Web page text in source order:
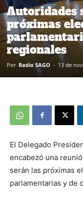
Autoridades
próximas
regionales
Por Radio SAGO - 13 de
El Delegado
encabezó una
serán las próximas
parlamentarias y de